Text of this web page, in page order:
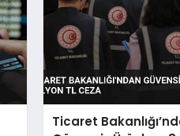
Ticaret